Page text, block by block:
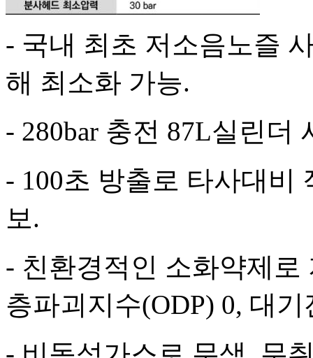
- 국내 최초 저소음노즐
해 최소화 가능.
- 280bar 충전 87L실린더
- 100초 방출로 타사대비
보.
- 친환경적인 소화약제로
층파괴지수(ODP) 0, 대